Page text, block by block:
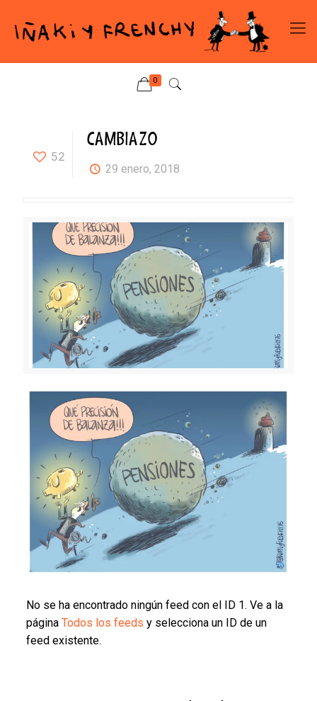
0
52
CAMBIAZO
29 enero, 2018
No se ha encontrado ningún feed con el ID 1. Ve a la
página Todos los feeds y selecciona un ID de un
feed existente.